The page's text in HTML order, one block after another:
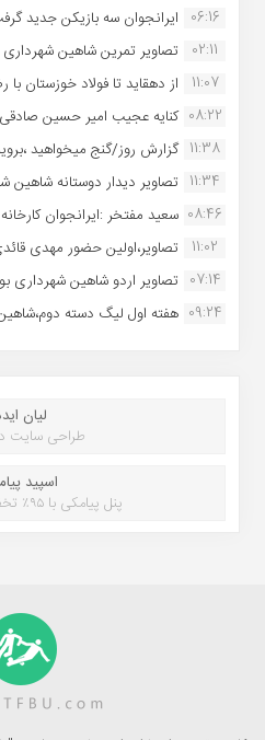
06:16 ایرانجوان سه بازیکن جدید
02:11
تصاویر تمرین شاهین
11:07
از دهقاید تا فولاد خوزستان
08:22 کنایه عجیب امیر حسین
11:38 گزارش روز/گنج میخواهید
11:34 تصاویر دیدار دوستانه شاهین
08:46 سعید مفتخر :ایرانجوان
11:02
تصاویر،اولین حضور مهدی
07:14 تصاویر اردو شاهین
09:24 هفته اول لیگ دسته
لیان
طراحی سایت
اسپید
پنل پیامکی با ۹۵٪ تخفیف خرید پنل